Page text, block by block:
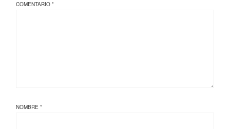
COMENTARIO*
NOMBRE*